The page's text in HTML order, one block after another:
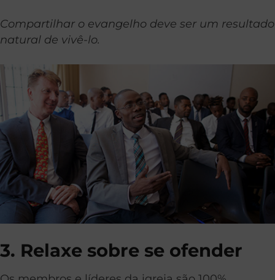
Compartilhar o evangelho deve ser um resultado
natural de vivê-lo.
3. Relaxe sobre se ofender